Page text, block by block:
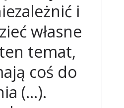
i
własne
temat,
coś do
(…).